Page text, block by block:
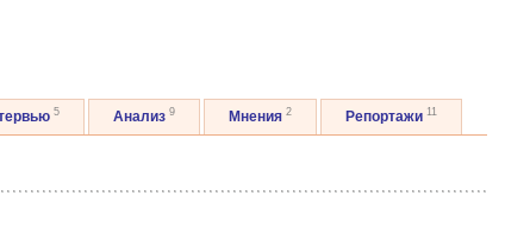
5 Анализ 9 Мнения 2 Репортажи 11